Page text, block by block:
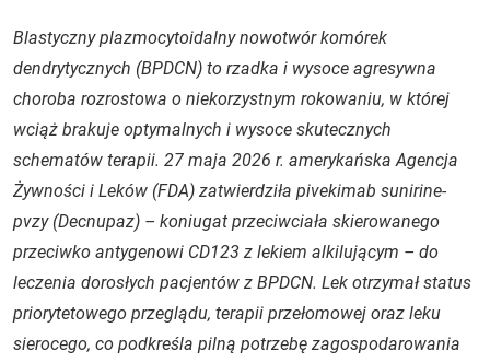
Blastyczny plazmocytoidalny nowotwór komórek
dendrytycznych (BPDCN) to rzadka i wysoce agresywna
choroba rozrostowa o niekorzystnym rokowaniu, w której
wciąż brakuje optymalnych i wysoce skutecznych
schematów terapii. 27 maja 2026 r. amerykańska Agencja
Żywności i Leków (FDA) zatwierdziła pivekimab sunirine-
pvzy (Decnupaz) – koniugat przeciwciała skierowanego
przeciwko antygenowi CD123 z lekiem alkilującym – do
leczenia dorosłych pacjentów z BPDCN. Lek otrzymał status
priorytetowego przeglądu, terapii przełomowej oraz leku
sierocego, co podkreśla pilną potrzebę zagospodarowania